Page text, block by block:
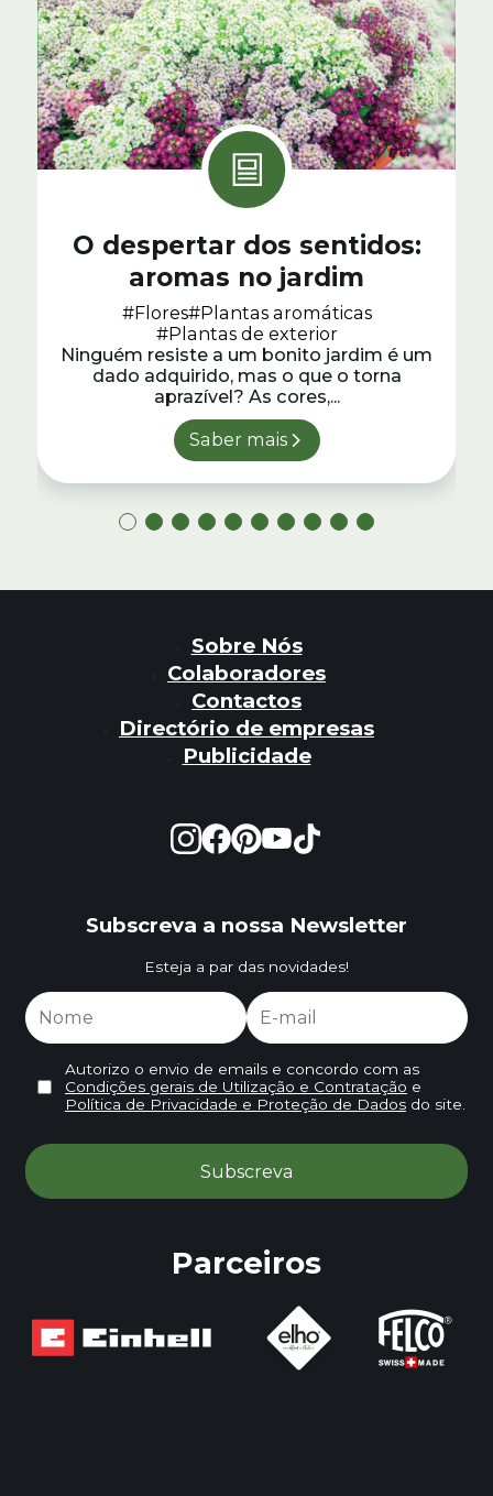
O despertar dos sentidos:
aromas no jardim
#Flores#Plantas aromáticas
#Plantas de exterior
Ninguém resiste a um bonito jardim é um
dado adquirido, mas o que o torna
aprazível? As cores,...
Saber mais
Sobre Nós
Colaboradores
Contactos
Directório de empresas
Publicidade
Subscreva a nossa Newsletter
Esteja a par das novidades!
Autorizo o envio de emails e concordo com as
Condições gerais de Utilização e Contratação e
Política de Privacidade e Proteção de Dadosdo site.
Parceiros